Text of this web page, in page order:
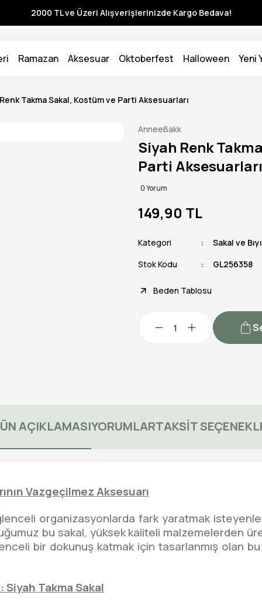
2000 TL ve Üzeri Alışverişlerinizde Kargo Bedava!
Ramazan Aksesuar Oktoberfest Halloween Yeni
Takma Sakal, Kostüm ve Parti Aksesuarları
AnneeBakk
Siyah Renk
Parti Aksesuarları
0 Yorum
149,90 TL
Kategori
Sakal ve
Stok Kodu
GL256358
Beden Tablosu
AÇIKLAMASIYORUMLARTAKSİT
Vazgeçilmez Aksesuarı
organizasyonlarda fark yaratmak
bu sakal, yüksek kaliteli malzemelerden
bir dokunuş katmak için tasarlanmış olan
Siyah Takma Sakal